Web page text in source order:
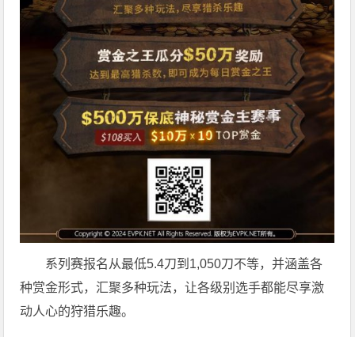
系列赛报名从最低5.4刀到1,050刀不等，并涵盖各
种赏金形式，汇聚多种玩法，让各级别选手都能尽享激
动人心的狩猎乐趣。